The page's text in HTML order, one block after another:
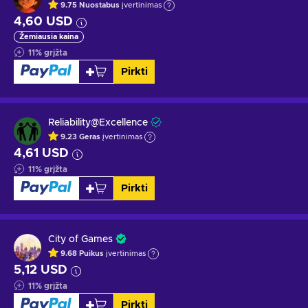
9.75 Nuostabus įvertinimas
4,60 USD
Žemiausia kaina
11% grįžta
Pirkti
Reliability@Excellence
9.23 Geras įvertinimas
4,61 USD
11% grįžta
Pirkti
City of Games
9.68 Puikus įvertinimas
5,12 USD
11% grįžta
Pirkti